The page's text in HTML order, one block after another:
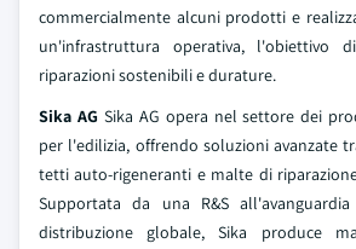
commercialmente alcuni prodotti e
un'infrastruttura operativa, l'obiettivo
riparazioni sostenibili e durature.
Sika AG Sika AG opera nel settore dei
per l'edilizia, offrendo soluzioni avanzate
tetti auto-rigeneranti e malte di
Supportata da una R&S
distribuzione globale, Sika produce